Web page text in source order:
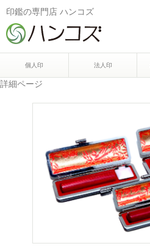
印鑑の専門店 ハンコズ
個人印 法人印
詳細ページ